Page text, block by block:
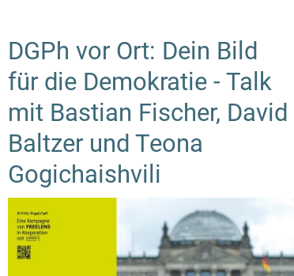
DGPh vor Ort: Dein Bild
für die Demokratie - Talk
mit Bastian Fischer, David
Baltzer und Teona
Gogichaishvili